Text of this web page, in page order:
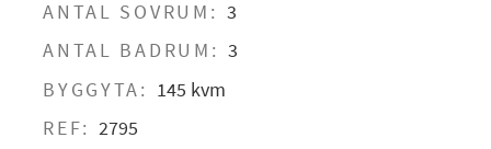
ANTAL SOVRUM: 3
ANTAL BADRUM: 3
BYGGYTA:
145 kvm
REF: 2795